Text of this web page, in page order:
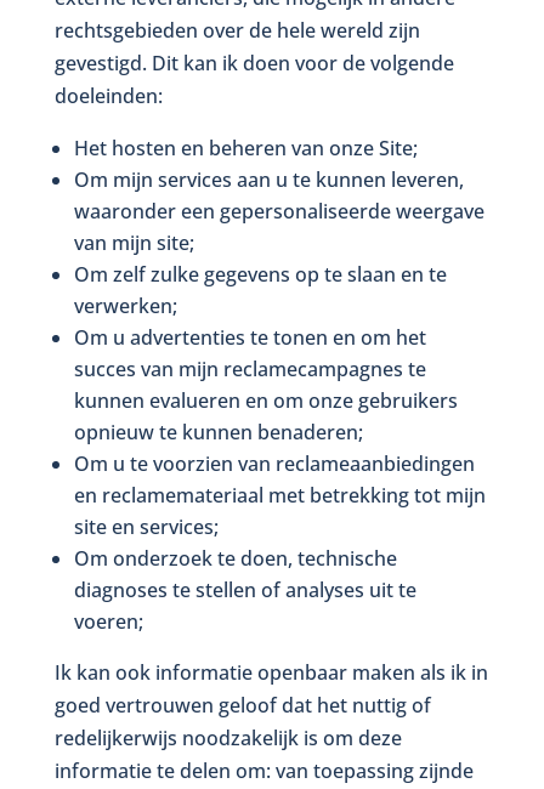
rechtsgebieden over de hele wereld zijn
gevestigd. Dit kan ik doen voor de volgende
doeleinden:
Het hosten en beheren van onze Site;
Om mijn services aan u te kunnen leveren,
waaronder een gepersonaliseerde weergave
van mijn site;
Om zelf zulke gegevens op te slaan en te
verwerken;
Om u advertenties te tonen en om het
succes van mijn reclamecampagnes te
kunnen evalueren en om onze gebruikers
opnieuw te kunnen benaderen;
Om u te voorzien van reclameaanbiedingen
en reclamemateriaal met betrekking tot mijn
site en services;
Om onderzoek te doen, technische
diagnoses te stellen of analyses uit te
voeren;
Ik kan ook informatie openbaar maken als ik in
goed vertrouwen geloof dat het nuttig of
redelijkerwijs noodzakelijk is om deze
informatie te delen om: van toepassing zijnde